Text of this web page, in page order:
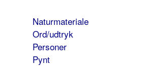
Naturmateriale
Ord/udtryk
Personer
Pynt